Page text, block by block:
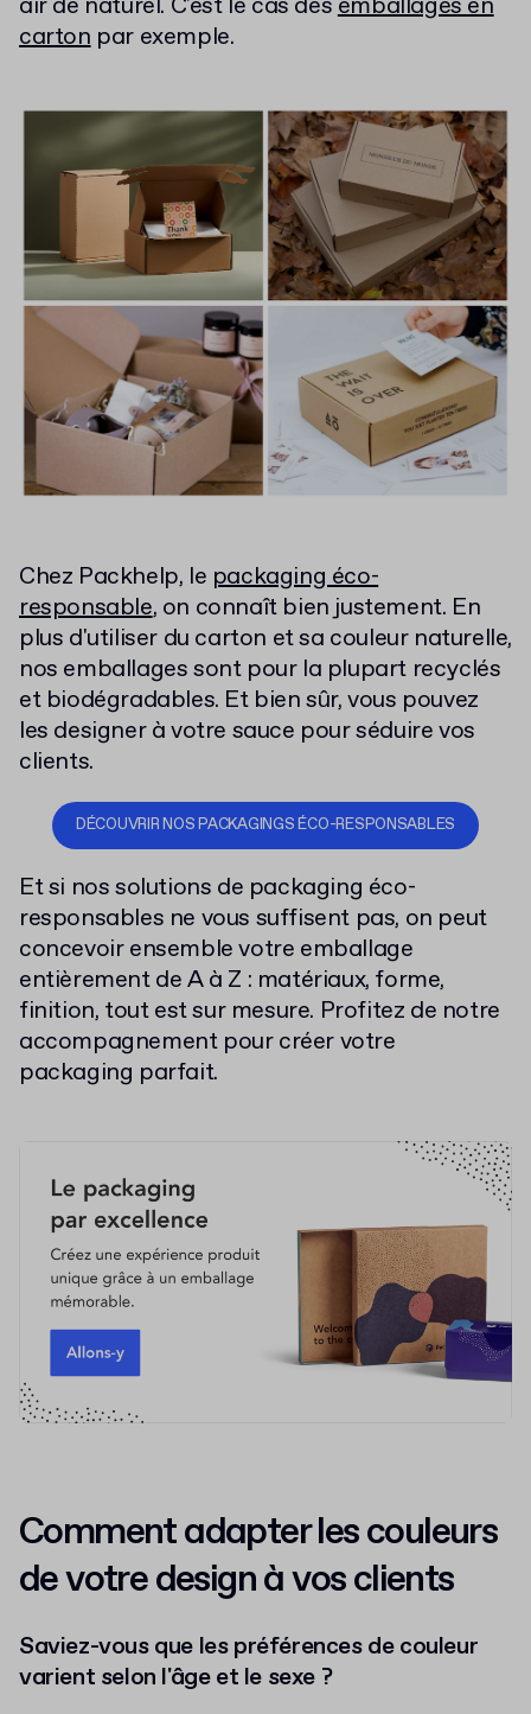
air de naturel. C'est le cas desemballages en
cartonpar exemple.
Chez Packhelp, le packaging éco-
responsable, on connaît bien justement. En
plus d'utiliser du carton et sa couleur naturelle,
nos emballages sont pour la plupart recyclés
et biodégradables. Et bien sûr, vous pouvez
les designer à votre sauce pour séduire vos
clients.
DÉCOUVRIR NOS PACKAGINGS ÉCO-RESPONSABLES
Et si nos solutions de packaging éco-
responsables ne vous suffisent pas, on peut
concevoir ensemble votre emballage
entièrement de A à Z : matériaux, forme,
finition, tout est sur mesure. Profitez de notre
accompagnement pour créer votre
packaging parfait.
Comment adapter les couleurs
de votre design à vos clients
Saviez-vous que les préférences de couleur
varient selon l'âge et le sexe ?